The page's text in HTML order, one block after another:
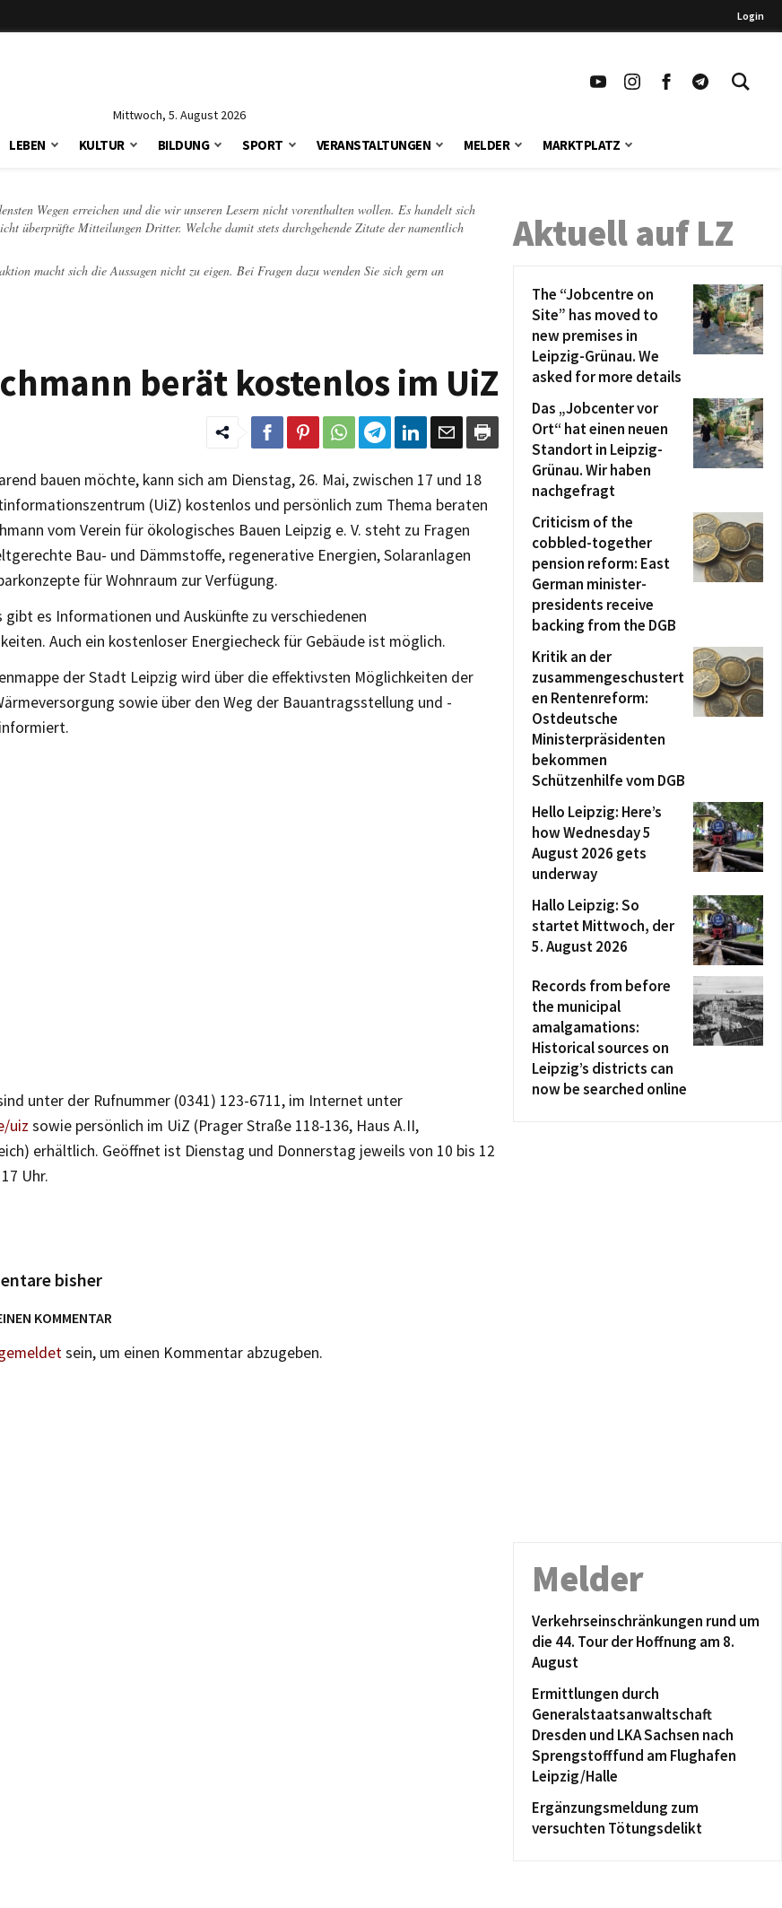
Login
Mittwoch, 5. August 2026
LEBEN KULTUR BILDUNG SPORT VERANSTALTUNGEN MELDER MARKTPLATZ
Wegen erreichen und die wir unseren Lesern nicht vorenthalten wollen. Es handelt sich
überprüfte Mitteilungen Dritter. Welche damit stets durchgehende Zitate der namentlich
macht sich die Aussagen nicht zu eigen. Bei Fragen dazu wenden Sie sich gern an
berät kostenlos im UiZ
bauen möchte, kann sich am Dienstag, 26. Mai, zwischen 17 und 18
(UiZ) kostenlos und persönlich zum Thema beraten
vom Verein für ökologisches Bauen Leipzig e. V. steht zu Fragen
Bau- und Dämmstoffe, regenerative Energien, Solaranlagen
für Wohnraum zur Verfügung.
gibt es Informationen und Auskünfte zu verschiedenen
Auch ein kostenloser Energiecheck für Gebäude ist möglich.
der Stadt Leipzig wird über die effektivsten Möglichkeiten der
sowie über den Weg der Bauantragsstellung und -
unter der Rufnummer (0341) 123-6711, im Internet unter
uiz sowie persönlich im UiZ (Prager Straße 118-136, Haus A.II,
erhältlich. Geöffnet ist Dienstag und Donnerstag jeweils von 10 bis 12
Uhr.
bisher
KOMMENTAR
sein, um einen Kommentar abzugeben.
Aktuell auf LZ
The “Jobcentre on
Site” has moved to
new premises in
Leipzig-Grünau. We
asked for more details
Das „Jobcenter vor
Ort“ hat einen neuen
Standort in Leipzig-
Grünau. Wir haben
nachgefragt
Criticism of the
cobbled-together
pension reform: East
German minister-
presidents receive
backing from the DGB
Kritik an der
zusammengeschustert
en Rentenreform:
Ostdeutsche
Ministerpräsidenten
bekommen
Schützenhilfe vom DGB
Hello Leipzig: Here’s
how Wednesday 5
August 2026 gets
underway
Hallo Leipzig: So
startet Mittwoch, der
5. August 2026
Records from before
the municipal
amalgamations:
Historical sources on
Leipzig’s districts can
now be searched online
Melder
Verkehrseinschränkungen rund um
die 44. Tour der Hoffnung am 8.
August
Ermittlungen durch
Generalstaatsanwaltschaft
Dresden und LKA Sachsen nach
Sprengstofffund am Flughafen
Leipzig/Halle
Ergänzungsmeldung zum
versuchten Tötungsdelikt